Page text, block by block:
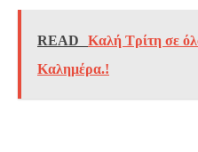
READ
Καλή Τρίτη σε
Καλημέρα.!